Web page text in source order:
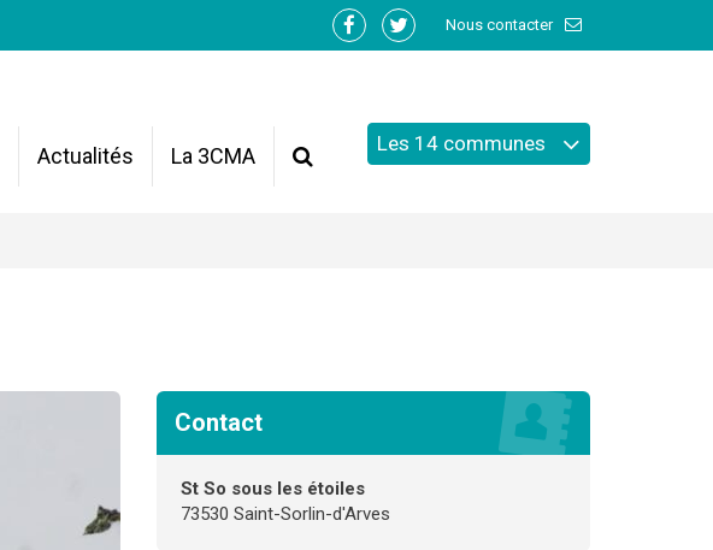
Nous contacter
Lien
Facebook
Lien
Twitter
Actualités La 3CMA Recherche
Les 14 communes
Contact
St So sous les étoiles
73530 Saint-Sorlin-d'Arves